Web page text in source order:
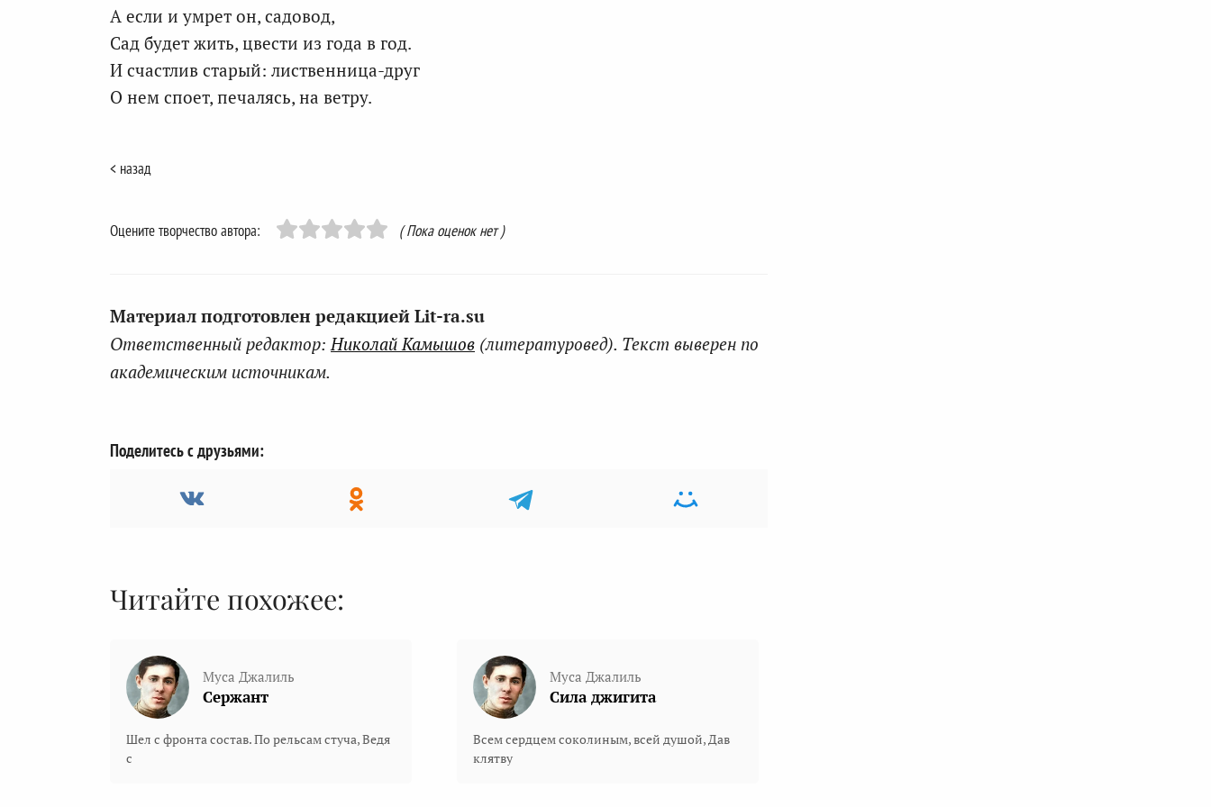
А если и умрет он, садовод,
Сад будет жить, цвести из года в год.
И счастлив старый: лиственница-друг
О нем споет, печалясь, на ветру.
< назад
Оцените творчество автора: ( Пока оценок нет )
Материал подготовлен редакцией Lit-ra.su
Ответственный редактор:Николай Камышов (литературовед). Текст выверен по
академическим источникам.
Поделитесь с друзьями:
Читайте похожее:
Муса Джалиль
Сержант
Шел с фронта состав. По рельсам стуча, Ведя
с
Муса Джалиль
Сила джигита
Всем сердцем соколиным, всей душой, Дав
клятву